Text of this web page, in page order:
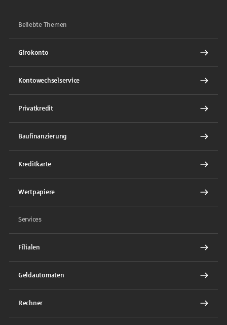
Beliebte Themen
Girokonto
Kontowechselservice
Privatkredit
Baufinanzierung
Kreditkarte
Wertpapiere
Services
Filialen
Geldautomaten
Rechner